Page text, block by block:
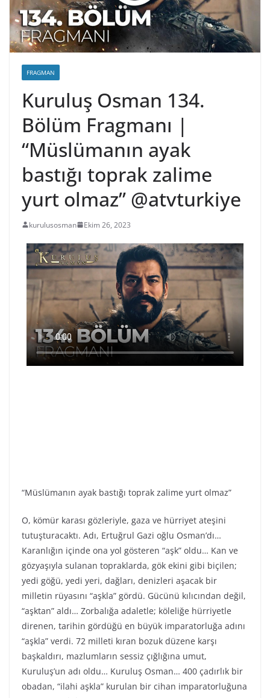
FRAGMAN
Kuruluş Osman 134.
Bölüm Fragmanı |
“Müslümanın ayak
bastığı toprak zalime
yurt olmaz” @atvturkiye
kurulusosman Ekim 26, 2023
“Müslümanın ayak bastığı toprak zalime yurt olmaz”
O, kömür karası gözleriyle, gaza ve hürriyet ateşini
tutuşturacaktı. Adı, Ertuğrul Gazi oğlu Osman’dı…
Karanlığın içinde ona yol gösteren “aşk” oldu… Kan ve
gözyaşıyla sulanan topraklarda, gök ekini gibi biçilen;
yedi göğü, yedi yeri, dağları, denizleri aşacak bir
milletin rüyasını “aşkla” gördü. Gücünü kılıcından değil,
“aşktan” aldı… Zorbalığa adaletle; köleliğe hürriyetle
direnen, tarihin gördüğü en büyük imparatorluğa adını
“aşkla” verdi. 72 milleti kıran bozuk düzene karşı
başkaldırı, mazlumların sessiz çığlığına umut,
Kuruluş’un adı oldu… Kuruluş Osman… 400 çadırlık bir
obadan, “ilahi aşkla” kurulan bir cihan imparatorluğuna